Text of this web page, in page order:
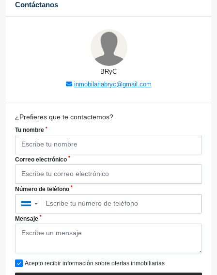
Contáctanos
BRyC
inmobilariabryc@gmail.com
¿Prefieres que te contactemos?
Tu nombre *
Correo electrónico *
Número de teléfono *
▼
Mensaje *
Acepto recibir información sobre ofertas inmobiliarias